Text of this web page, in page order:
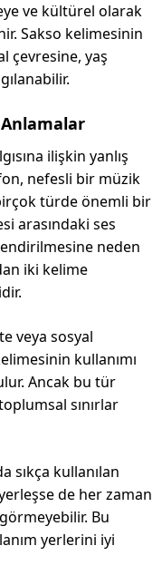
ve kültürel olarak
Sakso kelimesinin
çevresine, yaş
ilişkin yanlış
nefesli bir müzik
türde önemli bir
arasındaki ses
neden
iki kelime
veya sosyal
kullanımı
Ancak bu tür
sınırlar
sıkça kullanılan
de her zaman
Bu
yerlerini iyi